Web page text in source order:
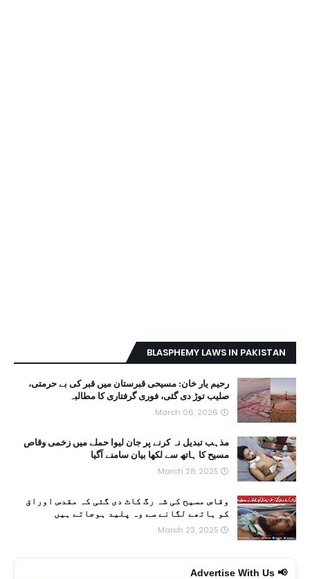
BLASPHEMY LAWS IN PAKISTAN
رحیم یار خان: مسیحی قبرستان میں قبر کی بے حرمتی،
صلیب توڑ دی گئی، فوری گرفتاری کا مطالبہ
March 06, 2026
مذہب تبدیل نہ کرنے پر جان لیوا حملے میں زخمی وقاص
مسیح کا ہاتھ سے لکھا بیان سامنے آگیا
March 28, 2025
وقاص مسیح کی شہ رگ کاٹ دی گئی کہ مقدس اوراق
کو ہاتھے لگانے سے وہ پلید ہوجاتے ہیں
March 23, 2025
📢 Advertise With Us